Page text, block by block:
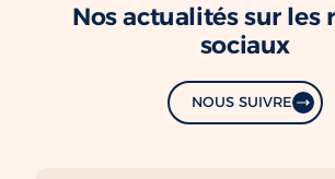
Nos actualités sur les
sociaux
NOUS SUIVRE